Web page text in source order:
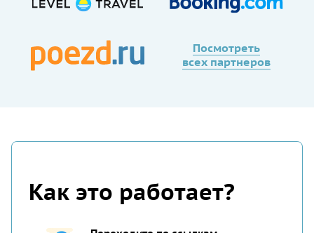
Посмотреть
всех партнеров
Как это работает?